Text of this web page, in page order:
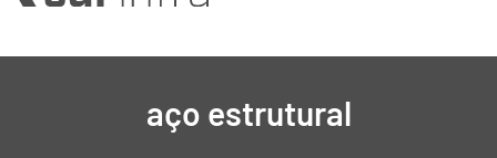
aço estrutural